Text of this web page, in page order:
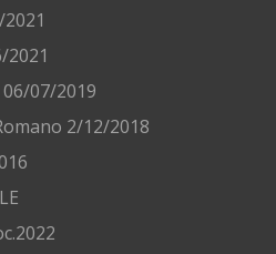
2021
07/2019
2/12/2018